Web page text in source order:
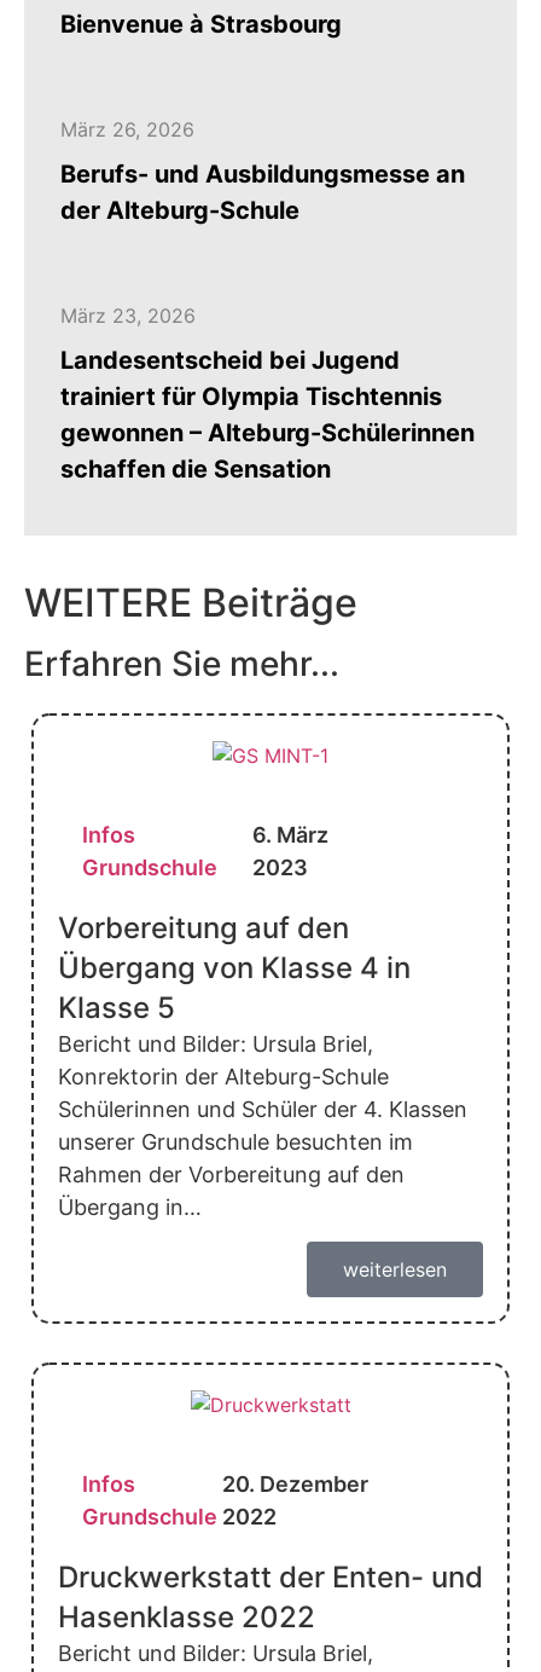
Bienvenue à Strasbourg
März 26, 2026
Berufs- und Ausbildungsmesse an
der Alteburg-Schule
März 23, 2026
Landesentscheid bei Jugend
trainiert für Olympia Tischtennis
gewonnen – Alteburg-Schülerinnen
schaffen die Sensation
WEITERE Beiträge
Erfahren Sie mehr...
Infos
Grundschule
6. März
2023
Vorbereitung auf den
Übergang von Klasse 4 in
Klasse 5
Bericht und Bilder: Ursula Briel,
Konrektorin der Alteburg-Schule
Schülerinnen und Schüler der 4. Klassen
unserer Grundschule besuchten im
Rahmen der Vorbereitung auf den
Übergang in…
weiterlesen
Infos
Grundschule
20. Dezember
2022
Druckwerkstatt der Enten- und
Hasenklasse 2022
Bericht und Bilder: Ursula Briel,